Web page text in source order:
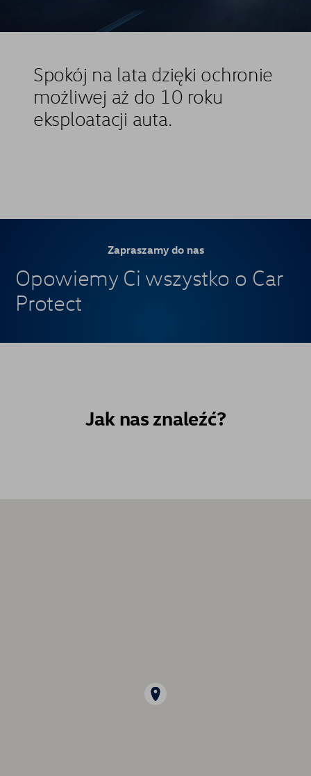
Spokój na lata dzięki ochronie
możliwej aż do 10 roku
eksploatacji auta.
Zapraszamy do nas
Opowiemy Ci wszystko o Car
Protect
Jak nas znaleźć?